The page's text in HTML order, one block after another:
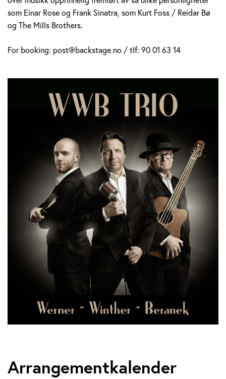
som Einar Rose og Frank Sinatra, som Kurt Foss / Reidar Bø
og The Mills Brothers.
For booking: post@backstage.no / tlf: 90 01 63 14
Arrangementkalender